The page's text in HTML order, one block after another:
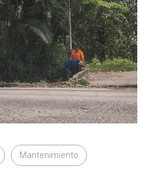
Mantenimiento